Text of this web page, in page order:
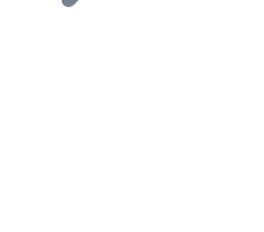
distributeurs et
projet à notre service